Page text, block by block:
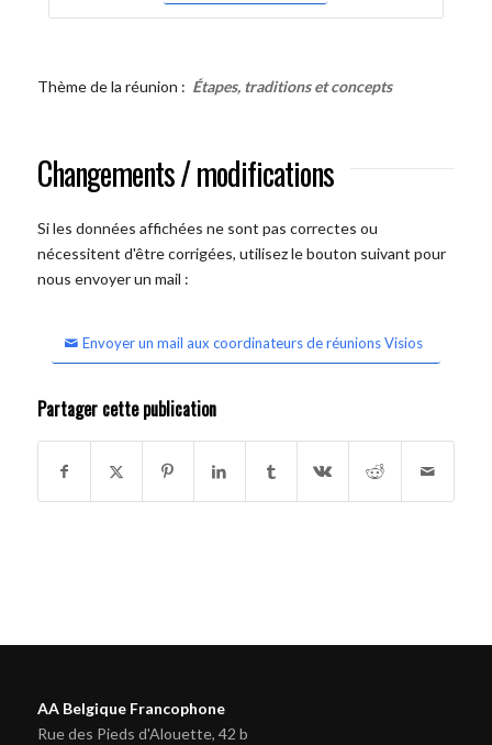
Thème de la réunion : Étapes, traditions et concepts
Changements / modifications
Si les données affichées ne sont pas correctes ou
nécessitent d'être corrigées, utilisez le bouton suivant pour
nous envoyer un mail :
Envoyer un mail aux coordinateurs de réunions Visios
Partager cette publication
AA Belgique Francophone
Rue des Pieds d'Alouette, 42 b